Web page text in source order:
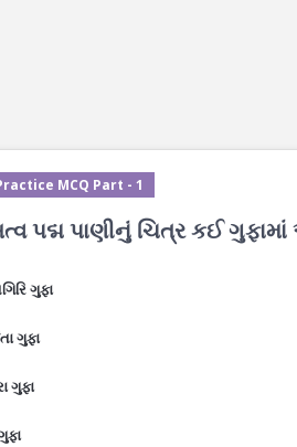
MCQ Part - 1
પદ્મ પાણીનું ચિત્ર કઈ
ગુફા
ગુફા
ગુફા